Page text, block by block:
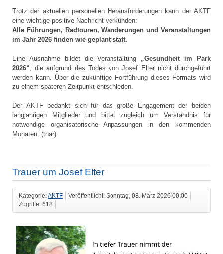
Trotz der aktuellen personellen Herausforderungen kann der AKTF
eine wichtige positive Nachricht verkünden:
Alle Führungen, Radtouren, Wanderungen und Veranstaltungen
im Jahr 2026 finden wie geplant statt.
Eine Ausnahme bildet die Veranstaltung „Gesundheit im Park
2026“, die aufgrund des Todes von Josef Elter nicht durchgeführt
werden kann. Über die zukünftige Fortführung dieses Formats wird
zu einem späteren Zeitpunkt entschieden.
Der AKTF bedankt sich für das große Engagement der beiden
langjährigen Mitglieder und bittet zugleich um Verständnis für
notwendige organisatorische Anpassungen in den kommenden
Monaten. (thar)
Trauer um Josef Elter
Kategorie:AKTF
Veröffentlicht: Sonntag, 08. März 2026 00:00
Zugriffe: 618